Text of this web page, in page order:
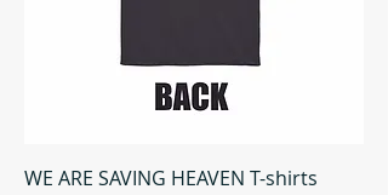
WE ARE SAVING HEAVEN T-shirts